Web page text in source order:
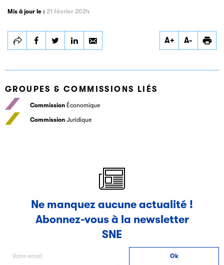
Mis à jour le : 21 février 2024
Partager
ARNAUD FRANEL
Partager
ARNAUD FRANEL
Partager
ARNAUD FRANEL
A+ A-
GROUPES & COMMISSIONS LIÉS
Commission Économique
Commission Juridique
Ne manquez aucune actualité !
Abonnez-vous à la newsletter
SNE